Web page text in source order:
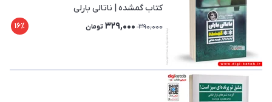
کتاب گمشده | ناتالی بارلی
390,000
329,000 تومان 16٪